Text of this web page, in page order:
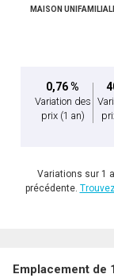
MAISON
0,76 %
Variation des
prix (1 an)
Variations sur 1
précédente.
Emplacement de